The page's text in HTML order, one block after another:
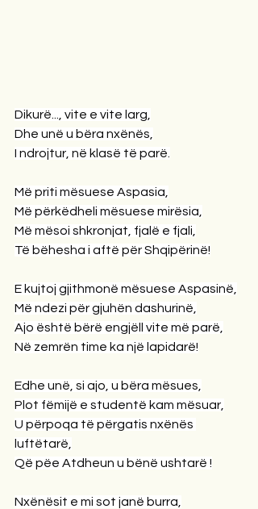
Dikurë..., vite e vite larg,
Dhe unë u bëra nxënës,
I ndrojtur, në klasë të parë.
Më priti mësuese Aspasia,
Më përkëdheli mësuese mirësia,
Më mësoi shkronjat, fjalë e fjali,
Të bëhesha i aftë për Shqipërinë!
E kujtoj gjithmonë mësuese Aspasinë,
Më ndezi për gjuhën dashurinë,
Ajo është bërë engjëll vite më parë,
Në zemrën time ka një lapidarë!
Edhe unë, si ajo, u bëra mësues,
Plot fëmijë e studentë kam mësuar,
U përpoqa të përgatis nxënës
luftëtarë,
Që pëe Atdheun u bënë ushtarë !
Nxënësit e mi sot janë burra,